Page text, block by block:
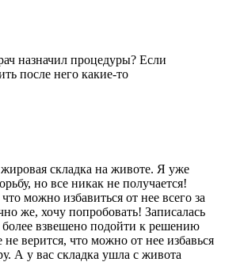
назначил процедуры? Если
после него какие-то
складка на животе. Я уже
но все никак не получается!
можно избавиться от нее всего за
же, хочу попробовать! Записалась
более взвешено подойти к решению
верится, что можно от нее избавься
А у вас складка ушла с живота